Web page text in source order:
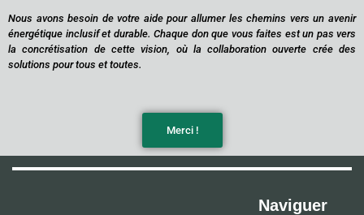
Nous avons besoin de votre aide pour allumer les chemins vers un avenir
énergétique inclusif et durable. Chaque don que vous faites est un pas vers
la concrétisation de cette vision, où la collaboration ouverte crée des
solutions pour tous et toutes.
Merci !
Naviguer